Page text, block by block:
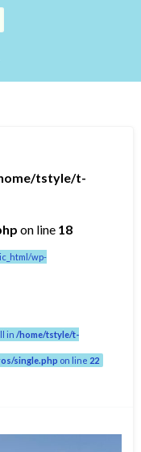
tstyle/t-
on line 18
wp-
in/home/tstyle/t-
single.php on line 22